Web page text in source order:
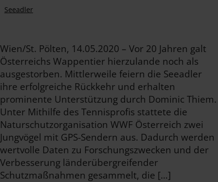
Seeadler
Wien/St. Pölten, 14.05.2020 – Vor 20 Jahren galt
Österreichs Wappentier hierzulande noch als
ausgestorben. Mittlerweile feiern die Seeadler
ihre erfolgreiche Rückkehr und erhalten
prominente Unterstützung durch Dominic Thiem.
Unter Mithilfe des Tennisprofis stattete die
Naturschutzorganisation WWF Österreich zwei
Jungvögel mit GPS-Sendern aus. Dadurch werden
wertvolle Daten zu Forschungszwecken und der
Verbesserung länderübergreifender
Schutzmaßnahmen gesammelt, die […]